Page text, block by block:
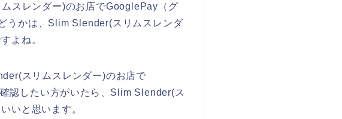
スレンダー)のお店でGooglePay（グ
うかは、Slim Slender(スリムスレンダ
よね。
スリムスレンダー)のお店で
認したい方がいたら、Slim Slender(ス
いと思います。